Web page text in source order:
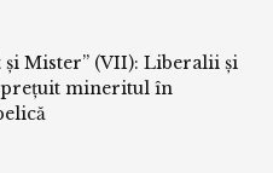
și Mister” (VII): Liberalii și
mineritul în